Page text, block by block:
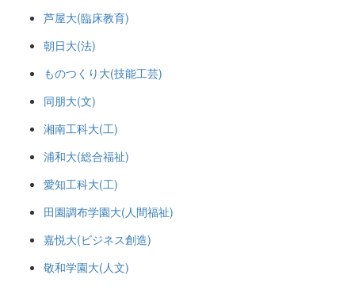
芦屋大(臨床教育)
朝日大(法)
ものつくり大(技能工芸)
同朋大(文)
湘南工科大(工)
浦和大(総合福祉)
愛知工科大(工)
田園調布学園大(人間福祉)
嘉悦大(ビジネス創造)
敬和学園大(人文)